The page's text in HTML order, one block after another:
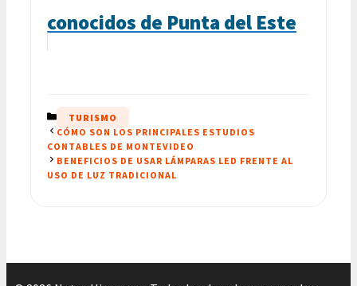
conocidos de Punta del Este
CATEGORÍAS
TURISMO
CÓMO SON LOS PRINCIPALES ESTUDIOS
CONTABLES DE MONTEVIDEO
BENEFICIOS DE USAR LÁMPARAS LED FRENTE AL
USO DE LUZ TRADICIONAL